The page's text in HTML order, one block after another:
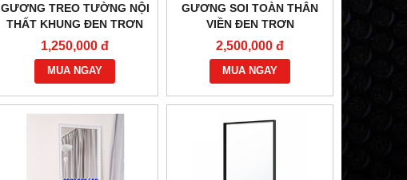
GƯƠNG TREO TƯỜNG NỘI
THẤT KHUNG ĐEN TRƠN
1,250,000 đ
MUA NGAY
GƯƠNG SOI TOÀN THÂN
VIỀN ĐEN TRƠN
2,500,000 đ
MUA NGAY